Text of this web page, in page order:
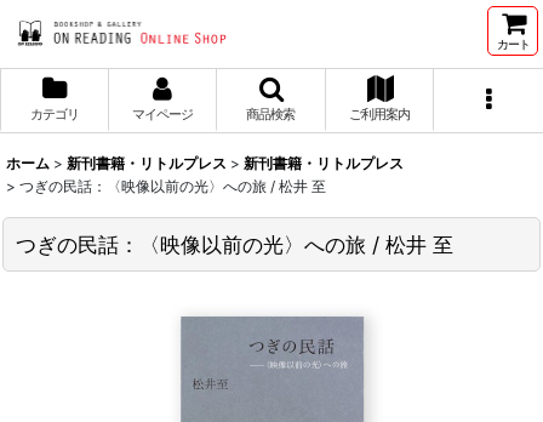
カート
カテゴリ マイページ 商品検索 ご利用案内
ホーム > 新刊書籍・リトルプレス > 新刊書籍・リトルプレス
> つぎの民話：〈映像以前の光〉への旅 / 松井 至
つぎの民話：〈映像以前の光〉への旅 / 松井 至